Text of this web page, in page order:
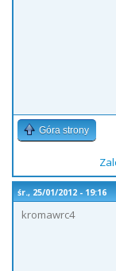
Góra strony
śr., 25/01/2012 - 19:16
kromawrc4